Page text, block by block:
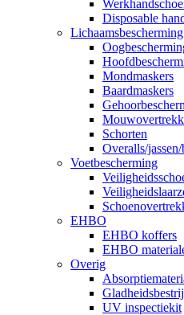
Disposable
Lichaamsbescherming
Mondmaskers
Baardmaskers
Schorten
Overalls/
Voetbescherming
EHBO
EHBO koffers
EHBO
Overig
UV inspectiekit